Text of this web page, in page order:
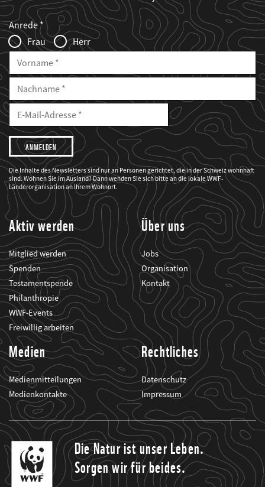
Web2Case
Infofelder
Fieldset
anrede_name
Anrede
Frau
Herr
Vorname
Nachname
E-
Mailadresse
E-
Adresse
Ich
möchte,
dass
der
WWF
mich
über
seine
Projekte
informiert.
Die Inhalte des Newsletters sind nur an Personen gerichtet, die in der Schweiz wohnhaft
sind. Wohnen Sie im Ausland? Dann wenden Sie sich bitte an die lokale WWF-
Länderorganisation an Ihrem Wohnort.
Aktiv werden
Mitglied werden
Spenden
Testamentspende
Philanthropie
WWF-Events
Freiwillig arbeiten
Über uns
Jobs
Organisation
Kontakt
Medien
Medienmitteilungen
Medienkontakte
Rechtliches
Datenschutz
Impressum
Die Natur ist unser Leben.
Sorgen wir für beides.